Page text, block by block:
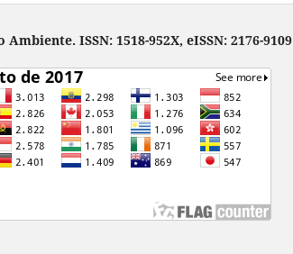
ISSN: 1518-952X, eISSN: 2176-9109